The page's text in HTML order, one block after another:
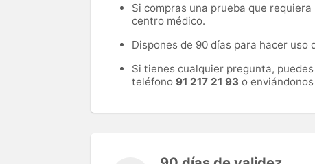
Si compras una prueba que
centro médico.
Dispones de 90 días para hacer uso
Si tienes cualquier pregunta,
teléfono 91 217 21 93 o